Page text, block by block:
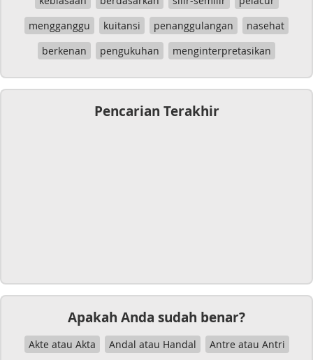
mengganggu
kuitansi penanggulangan
nasehat
berkenan
pengukuhan menginterpretasikan
Pencarian Terakhir
Apakah Anda sudah benar?
Akte atau Akta Andal atau Handal
Antre atau Antri